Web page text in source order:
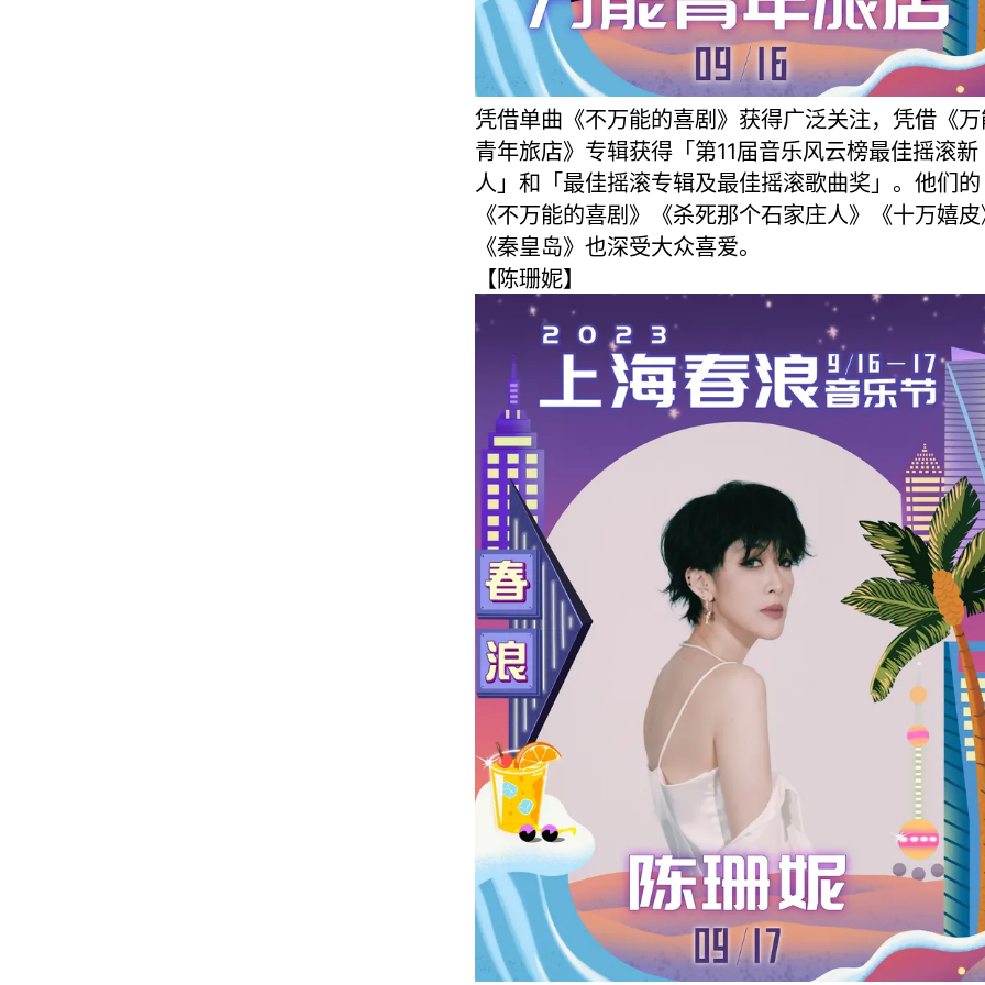
凭借单曲《不万能的喜剧》获得广泛关注，凭借《
青年旅店》专辑获得「第11届音乐风云榜最佳摇滚新
人」和「最佳摇滚专辑及最佳摇滚歌曲奖」。他们的
《不万能的喜剧》《杀死那个石家庄人》《十万嬉
《秦皇岛》也深受大众喜爱。
【陈珊妮】